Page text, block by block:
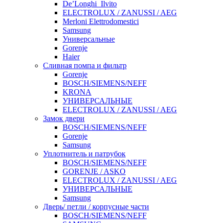
De’Longhi_Ilvito
ELECTROLUX / ZANUSSI / AEG
Merloni Elettrodomestici
Samsung
Универсальные
Gorenje
Haier
Сливная помпа и фильтр
Gorenje
BOSCH/SIEMENS/NEFF
KRONA
УНИВЕРСАЛЬНЫЕ
ELECTROLUX / ZANUSSI / AEG
Замок двери
BOSCH/SIEMENS/NEFF
Gorenje
Samsung
Уплотнитель и патрубок
BOSCH/SIEMENS/NEFF
GORENJE / ASKO
ELECTROLUX / ZANUSSI / AEG
УНИВЕРСАЛЬНЫЕ
Samsung
Дверь/ петли / корпусные части
BOSCH/SIEMENS/NEFF